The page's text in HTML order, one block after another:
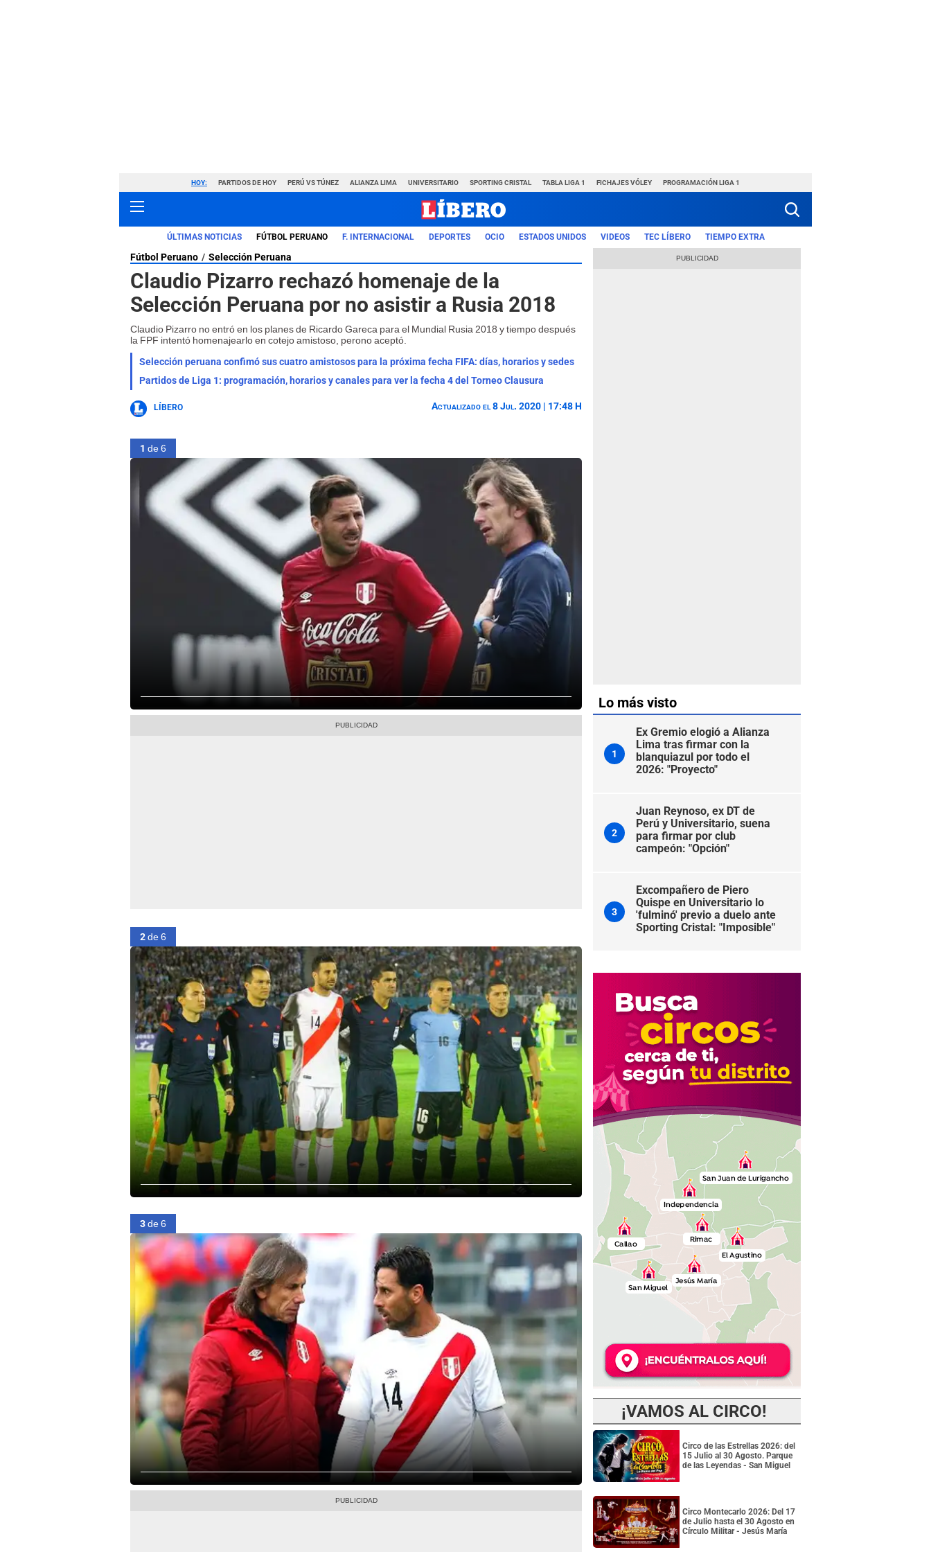
HOY: PARTIDOS DE HOY PERÚ VS TÚNEZ ALIANZA LIMA UNIVERSITARIO SPORTING CRISTAL TABLA LIGA 1 FICHAJES VÓLEY PROGRAMACIÓN LIGA 1
ÚLTIMAS NOTICIAS FÚTBOL PERUANO F. INTERNACIONAL DEPORTES OCIO ESTADOS UNIDOS VIDEOS TEC LÍBERO TIEMPO EXTRA
Fútbol Peruano Selección Peruana
Claudio Pizarro rechazó homenaje de la
Selección Peruana por no asistir a Rusia 2018
Claudio Pizarro no entró en los planes de Ricardo Gareca para el Mundial Rusia 2018 y tiempo después
la FPF intentó homenajearlo en cotejo amistoso, perono aceptó.
Selección peruana confimó sus cuatro amistosos para la próxima fecha FIFA: días, horarios y sedes
Partidos de Liga 1: programación, horarios y canales para ver la fecha 4 del Torneo Clausura
LÍBERO Actualizado el 8 Jul. 2020 | 17:48 H
1 de 6
2de 6
3de 6
Lo más visto
1
Ex Gremio elogió a Alianza
Lima tras firmar con la
blanquiazul por todo el
2026: "Proyecto"
2
Juan Reynoso, ex DT de
Perú y Universitario, suena
para firmar por club
campeón: "Opción"
3
Excompañero de Piero
Quispe en Universitario lo
'fulminó' previo a duelo ante
Sporting Cristal: "Imposible"
¡VAMOS AL CIRCO!
Circo de las Estrellas 2026: del
15 Julio al 30 Agosto. Parque
de las Leyendas - San Miguel
Circo Montecarlo 2026: Del 17
de Julio hasta el 30 Agosto en
Círculo Militar - Jesús María